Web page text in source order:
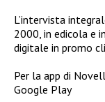
L’intervista
2000, in edicola e
digitale in promo
Per la app di
Google Play